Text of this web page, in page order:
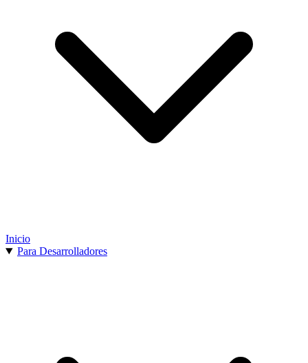
Inicio
Para Desarrolladores